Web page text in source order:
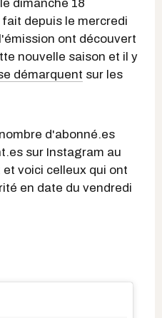
dimanche 18
depuis le mercredi
ont découvert
nouvelle saison et il y
démarquent sur les
d'abonné.es
sur Instagram au
voici celleux qui ont
en date du vendredi